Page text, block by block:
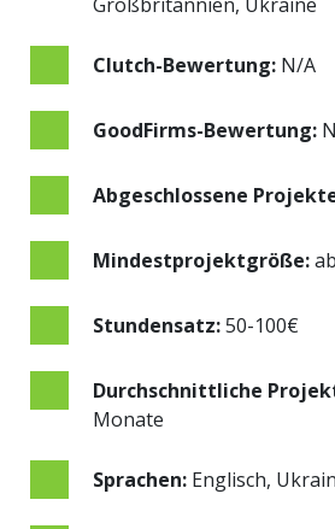
Großbritannien, Ukraine
Clutch-Bewertung: N/A
GoodFirms-Bewertung:
Abgeschlossene
Mindestprojektgröße:
Stundensatz:50-100€
Durchschnittliche
Monate
Sprachen: Englisch,